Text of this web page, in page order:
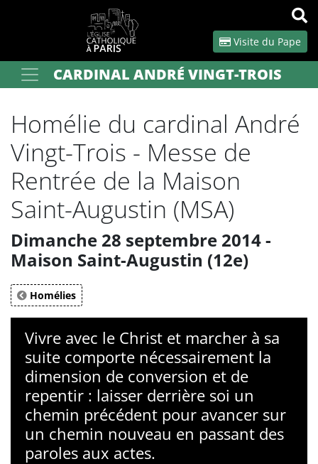
Visite du Pape
Votre recherche OK
CARDINAL ANDRÉ VINGT-TROIS
Homélie du cardinal André
Vingt-Trois - Messe de
Rentrée de la Maison
Saint-Augustin (MSA)
Dimanche 28 septembre 2014 -
Maison Saint-Augustin (12e)
Homélies
Vivre avec le Christ et marcher à sa
suite comporte nécessairement la
dimension de conversion et de
repentir : laisser derrière soi un
chemin précédent pour avancer sur
un chemin nouveau en passant des
paroles aux actes.
Panneau de gestion des cookies